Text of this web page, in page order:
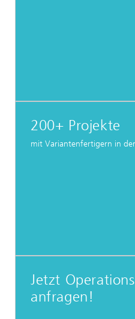
200+ Projekte
mit Variantenfertigern in
Jetzt
anfragen!